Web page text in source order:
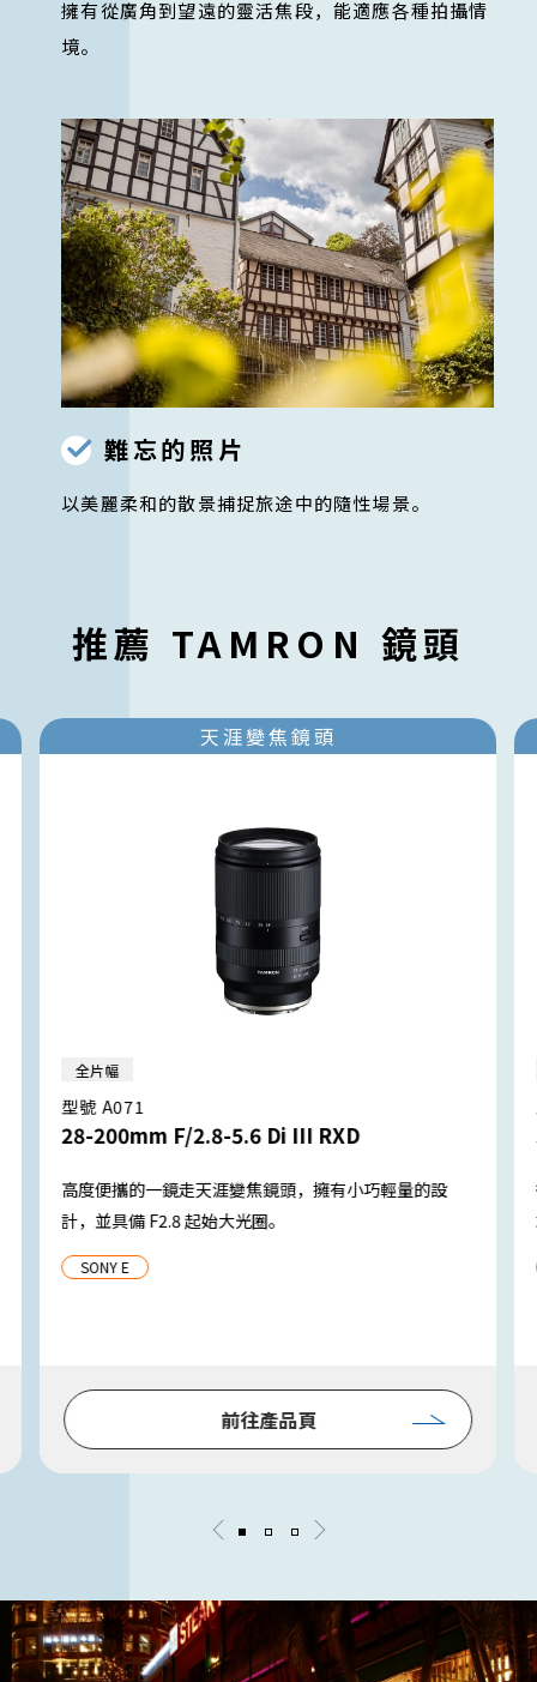
擁有從廣角到望遠的靈活焦段，能適應各種拍攝情
境。
難忘的照片
以美麗柔和的散景捕捉旅途中的隨性場景。
推薦 TAMRON 鏡頭
天涯變焦鏡頭
全片幅
型號 A071
28-200mm F/2.8-5.6 Di III RXD
高度便攜的一鏡走天涯變焦鏡頭，擁有小巧輕量的設
計，並具備 F2.8 起始大光圈。
SONY E
前往產品頁